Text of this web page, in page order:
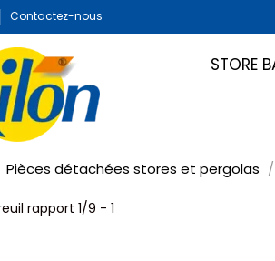
Contactez-nous
STORE
Pièces détachées stores et pergolas